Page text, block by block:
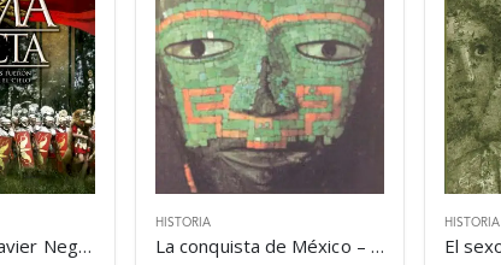
Roma invicta – Javier Negrete
HISTORIA
La conquista de México – Francisco López de Gómara
HISTORIA